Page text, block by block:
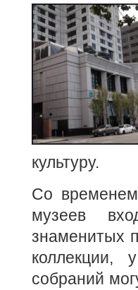
культуру.
Со
музеев
знаменитых
коллекции,
собраний